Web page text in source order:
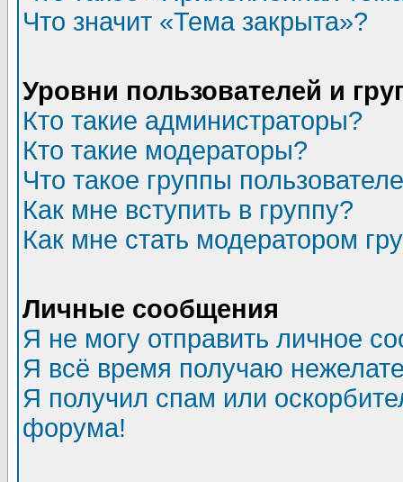
Что значит «Тема закрыта»?
Уровни пользователей и
Кто такие администраторы?
Кто такие модераторы?
Что такое группы
Как мне вступить в группу?
Как мне стать модератором
Личные сообщения
Я не могу отправить личное
Я всё время получаю
Я получил спам или
форума!